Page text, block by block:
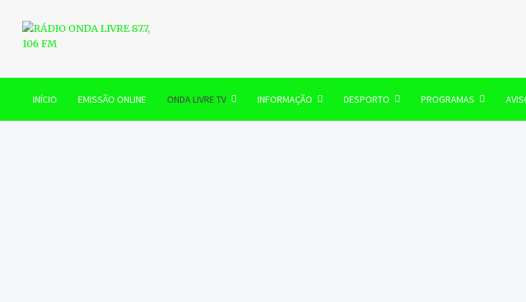
content
RÁDIO ONDA LIVRE 87.7, 106 FM
INÍCIO EMISSÃO ONLINE ONDA LIVRE TV INFORMAÇÃO DESPORTO PROGRAMAS